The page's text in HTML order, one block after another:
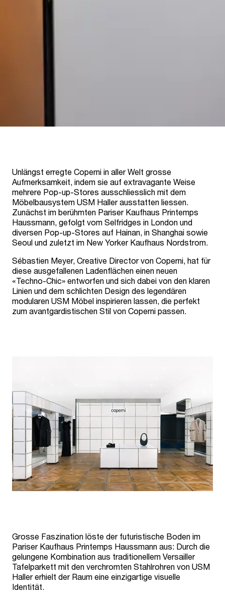
Unlängst erregte Coperni in aller Welt grosse
Aufmerksamkeit, indem sie auf extravagante Weise
mehrere Pop-up-Stores ausschliesslich mit dem
Möbelbausystem USM Haller ausstatten liessen.
Zunächst im berühmten Pariser Kaufhaus Printemps
Haussmann, gefolgt vom Selfridges in London und
diversen Pop-up-Stores auf Hainan, in Shanghai sowie
Seoul und zuletzt im New Yorker Kaufhaus Nordstrom.
Sébastien Meyer, Creative Director von Coperni, hat für
diese ausgefallenen Ladenflächen einen neuen
«Techno-Chic» entworfen und sich dabei von den klaren
Linien und dem schlichten Design des legendären
modularen USM Möbel inspirieren lassen, die perfekt
zum avantgardistischen Stil von Coperni passen.
Grosse Faszination löste der futuristische Boden im
Pariser Kaufhaus Printemps Haussmann aus: Durch die
gelungene Kombination aus traditionellem Versailler
Tafelparkett mit den verchromten Stahlrohren von USM
Haller erhielt der Raum eine einzigartige visuelle
Identität.